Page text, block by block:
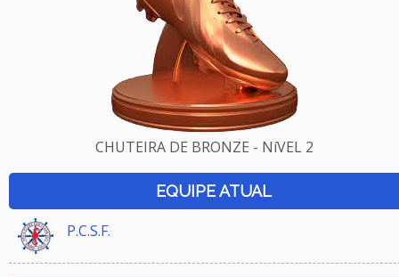
CHUTEIRA DE BRONZE - NíVEL 2
EQUIPE ATUAL
P.C.S.F.